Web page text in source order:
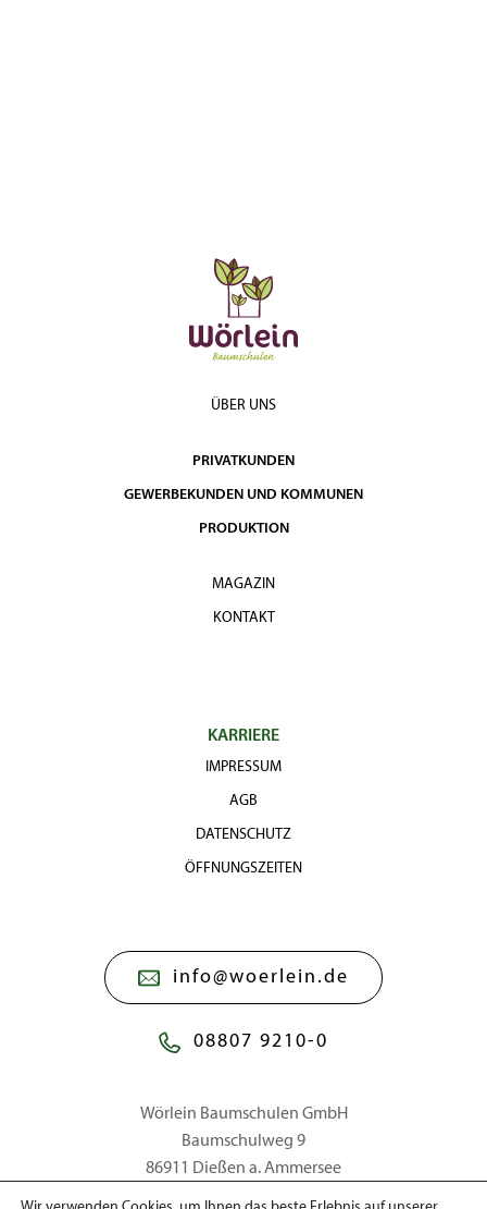
ÜBER UNS
PRIVATKUNDEN
GEWERBEKUNDEN UND KOMMUNEN
PRODUKTION
MAGAZIN
KONTAKT
KARRIERE
IMPRESSUM
AGB
DATENSCHUTZ
ÖFFNUNGSZEITEN
info@woerlein.de
08807 9210-0
Wörlein Baumschulen GmbH
Baumschulweg 9
86911 Dießen a. Ammersee